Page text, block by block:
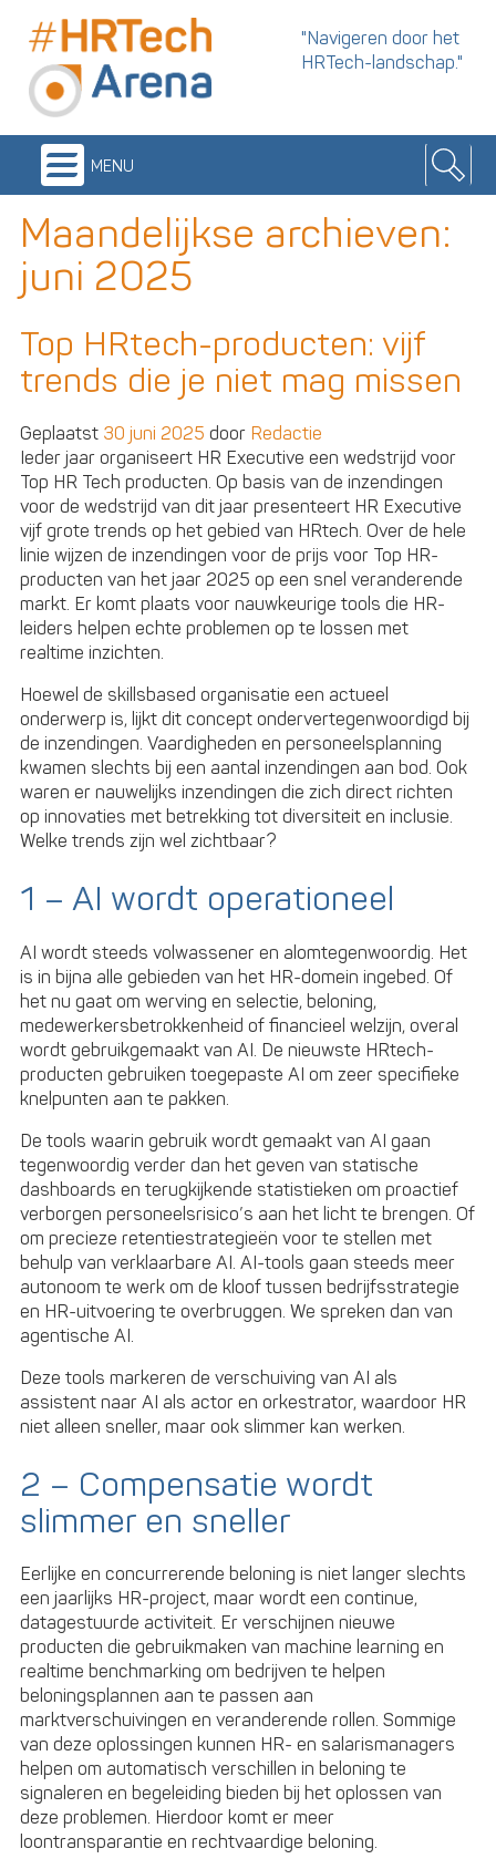
"Navigeren door het
HRTech-landschap."
menu
Maandelijkse archieven:
juni 2025
Top HRtech-producten: vijf
trends die je niet mag missen
Geplaatst 30 juni 2025 door Redactie
Ieder jaar organiseert HR Executive een wedstrijd voor
Top HR Tech producten. Op basis van de inzendingen
voor de wedstrijd van dit jaar presenteert HR Executive
vijf grote trends op het gebied van HRtech. Over de hele
linie wijzen de inzendingen voor de prijs voor Top HR-
producten van het jaar 2025 op een snel veranderende
markt. Er komt plaats voor nauwkeurige tools die HR-
leiders helpen echte problemen op te lossen met
realtime inzichten.
Hoewel de skillsbased organisatie een actueel
onderwerp is, lijkt dit concept ondervertegenwoordigd bij
de inzendingen. Vaardigheden en personeelsplanning
kwamen slechts bij een aantal inzendingen aan bod. Ook
waren er nauwelijks inzendingen die zich direct richten
op innovaties met betrekking tot diversiteit en inclusie.
Welke trends zijn wel zichtbaar?
1 – AI wordt operationeel
AI wordt steeds volwassener en alomtegenwoordig. Het
is in bijna alle gebieden van het HR-domein ingebed. Of
het nu gaat om werving en selectie, beloning,
medewerkersbetrokkenheid of financieel welzijn, overal
wordt gebruikgemaakt van AI. De nieuwste HRtech-
producten gebruiken toegepaste AI om zeer specifieke
knelpunten aan te pakken.
De tools waarin gebruik wordt gemaakt van AI gaan
tegenwoordig verder dan het geven van statische
dashboards en terugkijkende statistieken om proactief
verborgen personeelsrisico’s aan het licht te brengen. Of
om precieze retentiestrategieën voor te stellen met
behulp van verklaarbare AI. AI-tools gaan steeds meer
autonoom te werk om de kloof tussen bedrijfsstrategie
en HR-uitvoering te overbruggen. We spreken dan van
agentische AI.
Deze tools markeren de verschuiving van AI als
assistent naar AI als actor en orkestrator, waardoor HR
niet alleen sneller, maar ook slimmer kan werken.
2 – Compensatie wordt
slimmer en sneller
Eerlijke en concurrerende beloning is niet langer slechts
een jaarlijks HR-project, maar wordt een continue,
datagestuurde activiteit. Er verschijnen nieuwe
producten die gebruikmaken van machine learning en
realtime benchmarking om bedrijven te helpen
beloningsplannen aan te passen aan
marktverschuivingen en veranderende rollen. Sommige
van deze oplossingen kunnen HR- en salarismanagers
helpen om automatisch verschillen in beloning te
signaleren en begeleiding bieden bij het oplossen van
deze problemen. Hierdoor komt er meer
loontransparantie en rechtvaardige beloning.